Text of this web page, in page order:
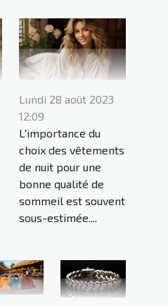
Lundi 28 août 2023
12:09
L'importance du
choix des vêtements
de nuit pour une
bonne qualité de
sommeil est souvent
sous-estimée....